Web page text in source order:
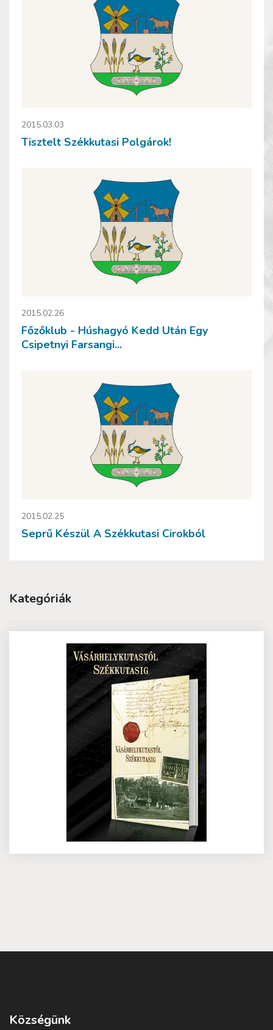
2015.03.03
Tisztelt Székkutasi Polgárok!
2015.02.26
Főzőklub - Húshagyó Kedd Után Egy
Csipetnyi Farsangi...
2015.02.25
Seprű Készül A Székkutasi Cirokból
Kategóriák
Községünk